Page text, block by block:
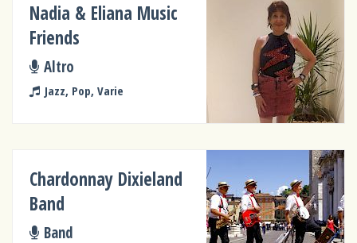
Nadia & Eliana Music
Friends
Altro
Jazz, Pop, Varie
Chardonnay Dixieland
Band
Band